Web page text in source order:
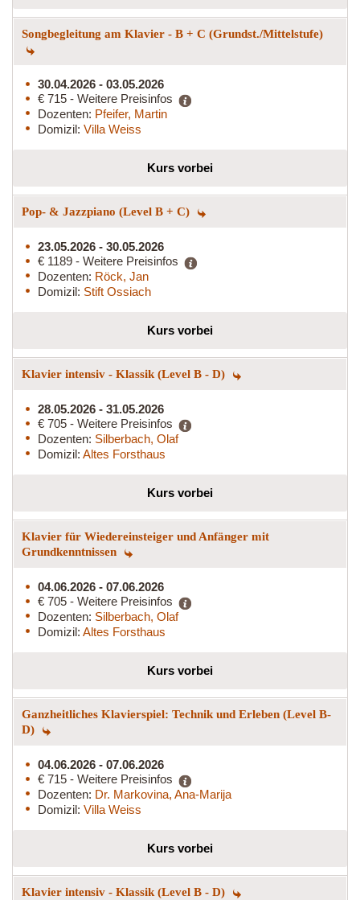
Songbegleitung am Klavier - B + C (Grundst./Mittelstufe)
30.04.2026 - 03.05.2026
€ 715 - Weitere Preisinfos
Dozenten: Pfeifer, Martin
Domizil: Villa Weiss
Kurs vorbei
Pop- & Jazzpiano (Level B + C)
23.05.2026 - 30.05.2026
€ 1189 - Weitere Preisinfos
Dozenten: Röck, Jan
Domizil: Stift Ossiach
Kurs vorbei
Klavier intensiv - Klassik (Level B - D)
28.05.2026 - 31.05.2026
€ 705 - Weitere Preisinfos
Dozenten: Silberbach, Olaf
Domizil: Altes Forsthaus
Kurs vorbei
Klavier für Wiedereinsteiger und Anfänger mit
Grundkenntnissen
04.06.2026 - 07.06.2026
€ 705 - Weitere Preisinfos
Dozenten: Silberbach, Olaf
Domizil: Altes Forsthaus
Kurs vorbei
Ganzheitliches Klavierspiel: Technik und Erleben (Level B-
D)
04.06.2026 - 07.06.2026
€ 715 - Weitere Preisinfos
Dozenten: Dr. Markovina, Ana-Marija
Domizil: Villa Weiss
Kurs vorbei
Klavier intensiv - Klassik (Level B - D)